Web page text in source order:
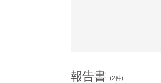
報告書 (2件)